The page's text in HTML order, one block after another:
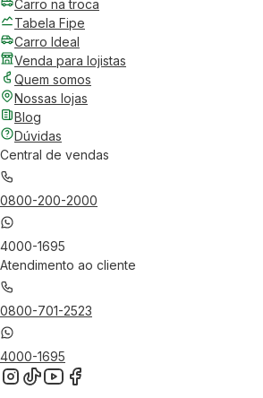
Carro na troca
Tabela Fipe
Carro Ideal
Venda para lojistas
Quem somos
Nossas lojas
Blog
Dúvidas
Central de vendas
0800-200-2000
4000-1695
Atendimento ao cliente
0800-701-2523
4000-1695